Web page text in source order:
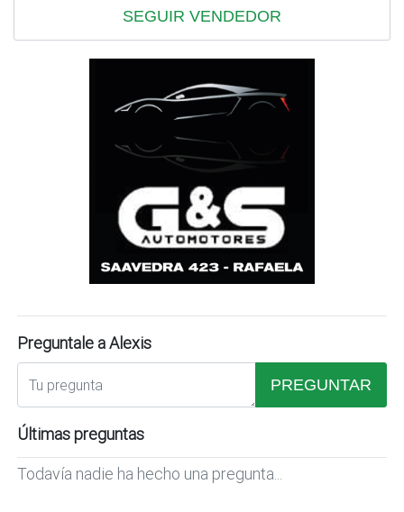
SEGUIR VENDEDOR
Preguntale a Alexis
PREGUNTAR
Últimas preguntas
Todavía nadie ha hecho una pregunta...